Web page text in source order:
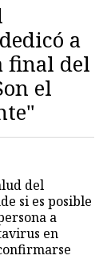
a
final del
el
del
si es posible
a
en